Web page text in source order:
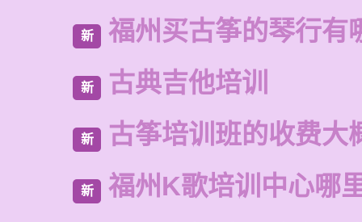
新 福州买古筝的琴行有
新 古典吉他培训
新 古筝培训班的收费大
新 福州K歌培训中心哪